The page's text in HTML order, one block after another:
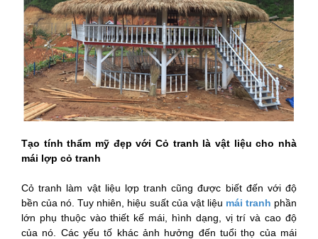
Tạo tính thẩm mỹ đẹp với Cỏ tranh là vật liệu cho nhà
mái lợp cỏ tranh
Cỏ tranh làm vật liệu lợp tranh cũng được biết đến với độ
bền của nó. Tuy nhiên, hiệu suất của vật liệu mái tranh phần
lớn phụ thuộc vào thiết kế mái, hình dạng, vị trí và cao độ
của nó. Các yếu tố khác ảnh hưởng đến tuổi thọ của mái